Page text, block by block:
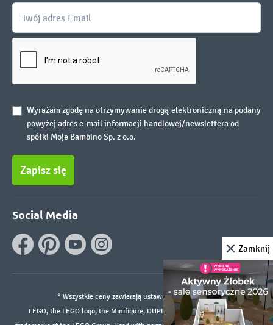
Wyrażam zgodę na otrzymywanie drogą elektroniczną na podany
powyżej adres e-mail informacji handlowej/newslettera od
spółki Moje Bambino Sp. z o.o.
Zapisz się
Social Media
* Wszystkie ceny zawierają ustawowy podatek VAT.
LEGO, the LEGO logo, the Minifigure, DUPLO, and the SPIKE logo are
Zamknij